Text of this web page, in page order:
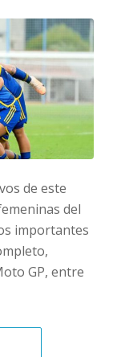
de este
del
importantes
GP, entre